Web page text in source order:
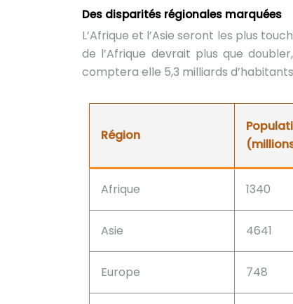
Des disparités régionales marquées
L’Afrique et l’Asie seront les plus
de l’Afrique devrait plus que
comptera elle 5,3 milliards
Région
Afrique 1340
Asie 4641
Europe 748